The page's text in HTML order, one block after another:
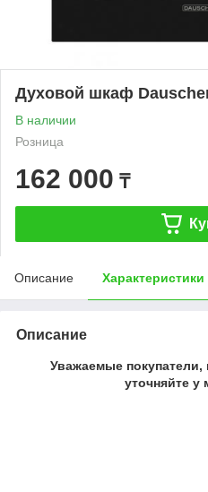
Духовой шкаф
В наличии
Розница
162 000 ₸
Описание Характеристики
Описание
Уважаемые покупатели,
уточняйте у